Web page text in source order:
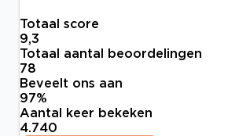
Totaal score
9,3
Totaal aantal beoordelingen
78
Beveelt ons aan
97%
Aantal keer bekeken
4.740